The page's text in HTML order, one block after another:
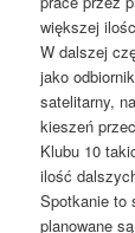
większej
W dalszej
jako
satelitarny,
kieszeń
Klubu 10
ilość
Spotkanie to
planowane